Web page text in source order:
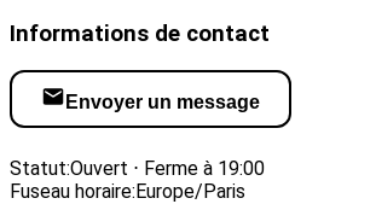
Informations de contact
Envoyer un message
Statut:Ouvert ⋅ Ferme à 19:00
Fuseau horaire:Europe/Paris